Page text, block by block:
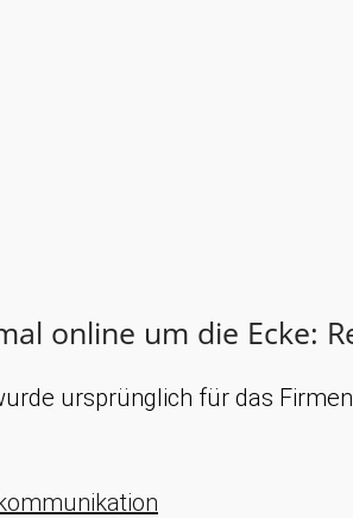
online um die Ecke:
ursprünglich für das